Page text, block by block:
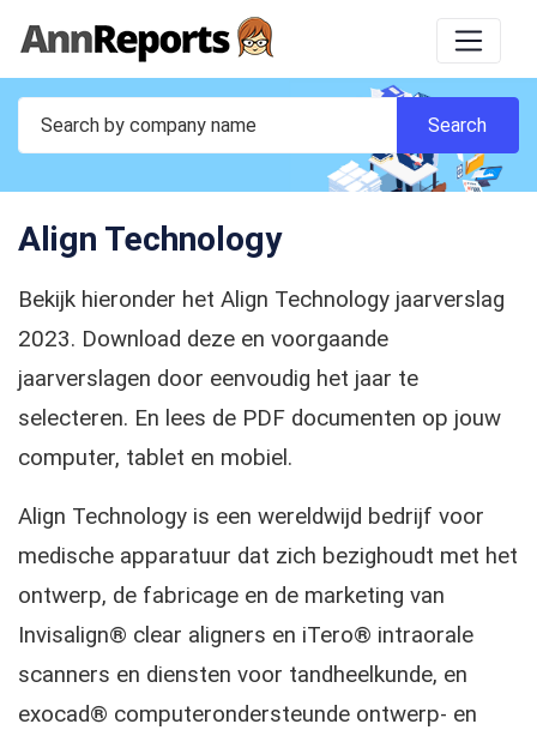
Align Technology
Bekijk hieronder het Align Technology jaarverslag
2023. Download deze en voorgaande
jaarverslagen door eenvoudig het jaar te
selecteren. En lees de PDF documenten op jouw
computer, tablet en mobiel.
Align Technology is een wereldwijd bedrijf voor
medische apparatuur dat zich bezighoudt met het
ontwerp, de fabricage en de marketing van
Invisalign® clear aligners en iTero® intraorale
scanners en diensten voor tandheelkunde, en
exocad® computerondersteunde ontwerp- en